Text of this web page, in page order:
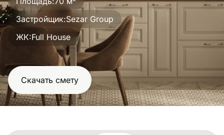
проект
Застройщик:Sezar Group
ЖК:Full House
Скачать смету